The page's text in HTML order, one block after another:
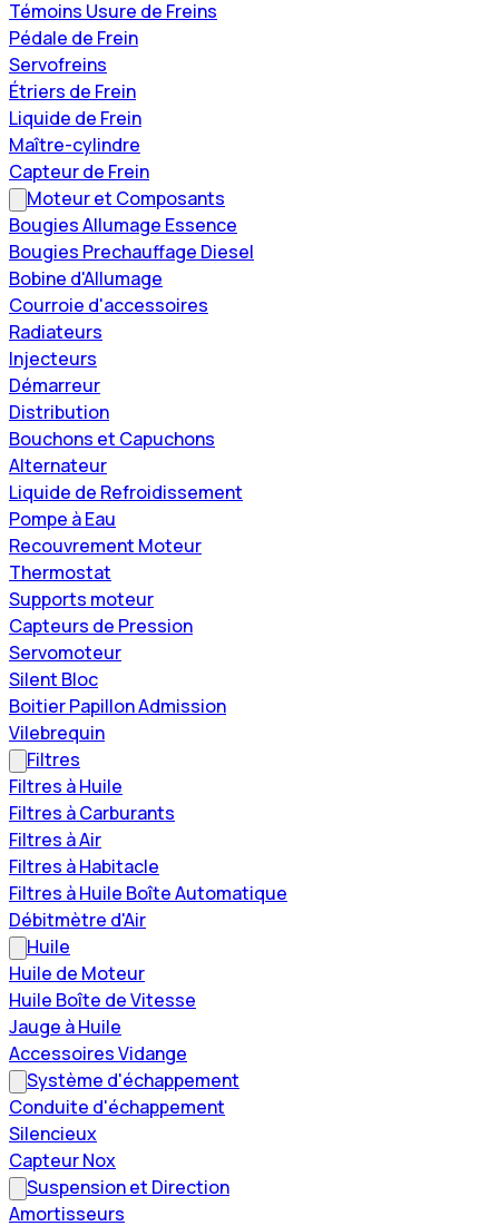
Témoins Usure de Freins
Pédale de Frein
Servofreins
Étriers de Frein
Liquide de Frein
Maître-cylindre
Capteur de Frein
Moteur et Composants
Bougies Allumage Essence
Bougies Prechauffage Diesel
Bobine d'Allumage
Courroie d'accessoires
Radiateurs
Injecteurs
Démarreur
Distribution
Bouchons et Capuchons
Alternateur
Liquide de Refroidissement
Pompe à Eau
Recouvrement Moteur
Thermostat
Supports moteur
Capteurs de Pression
Servomoteur
Silent Bloc
Boitier Papillon Admission
Vilebrequin
Filtres
Filtres à Huile
Filtres à Carburants
Filtres à Air
Filtres à Habitacle
Filtres à Huile Boîte Automatique
Débitmètre d'Air
Huile
Huile de Moteur
Huile Boîte de Vitesse
Jauge à Huile
Accessoires Vidange
Système d'échappement
Conduite d'échappement
Silencieux
Capteur Nox
Suspension et Direction
Amortisseurs